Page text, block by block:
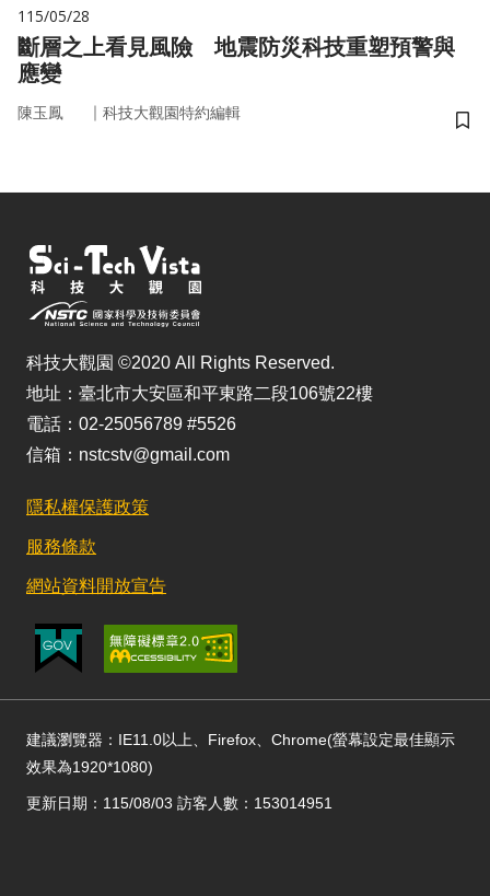
115/05/28
斷層之上看見風險 地震防災科技重塑預警與
應變
陳玉鳳 ｜ 科技大觀園特約編輯
儲
科技大觀園 ©2020 All Rights Reserved.
地址：臺北市大安區和平東路二段106號22樓
電話：02-25056789 #5526
信箱：nstcstv@gmail.com
隱私權保護政策
服務條款
網站資料開放宣告
建議瀏覽器：IE11.0以上、Firefox、Chrome(螢幕設定最佳顯示
效果為1920*1080)
更新日期：115/08/03 訪客人數：153014951